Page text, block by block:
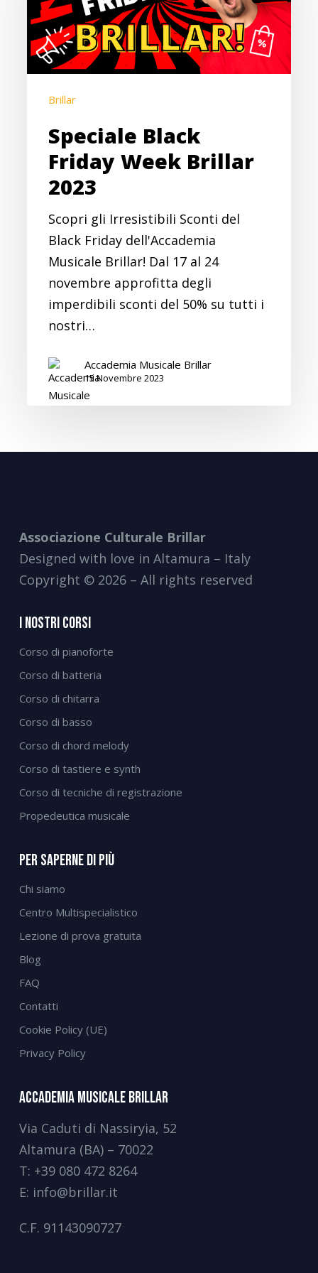
Brillar
2023
Brillar
Speciale Black
Friday Week Brillar
2023
Scopri gli Irresistibili Sconti del
Black Friday dell'Accademia
Musicale Brillar! Dal 17 al 24
novembre approfitta degli
imperdibili sconti del 50% su tutti i
nostri…
Accademia Musicale Brillar
15 Novembre 2023
Associazione Culturale Brillar
Designed with love in Altamura – Italy
Copyright © 2026 – All rights reserved
I Nostri Corsi
Corso di pianoforte
Corso di batteria
Corso di chitarra
Corso di basso
Corso di chord melody
Corso di tastiere e synth
Corso di tecniche di registrazione
Propedeutica musicale
Per Saperne Di Più
Chi siamo
Centro Multispecialistico
Lezione di prova gratuita
Blog
FAQ
Contatti
Cookie Policy (UE)
Privacy Policy
Accademia Musicale Brillar
Via Caduti di Nassiryia, 52
Altamura (BA) – 70022
T: +39 080 472 8264
E: info@brillar.it
C.F. 91143090727